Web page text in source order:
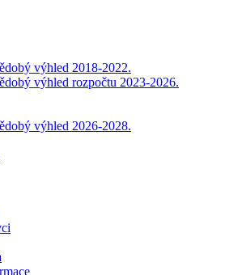
výhled 2018-2022.
výhled rozpočtu 2023-2026.
výhled 2026-2028.